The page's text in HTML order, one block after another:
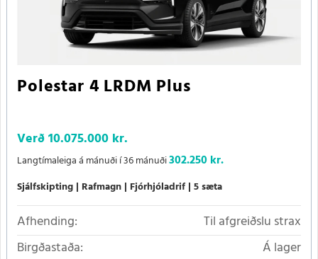
Polestar 4 LRDM Plus
Verð10.075.000 kr.
Langtímaleiga á mánuði í 36 mánuði302.250 kr.
Sjálfskipting Rafmagn Fjórhjóladrif 5 sæta
Afhending:
Til afgreiðslu strax
Birgðastaða:
Á lager